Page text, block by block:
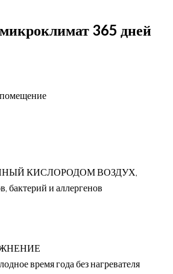
365 дней
КИСЛОРОДОМ ВОЗДУХ,
бактерий и аллергенов
время года без нагревателя